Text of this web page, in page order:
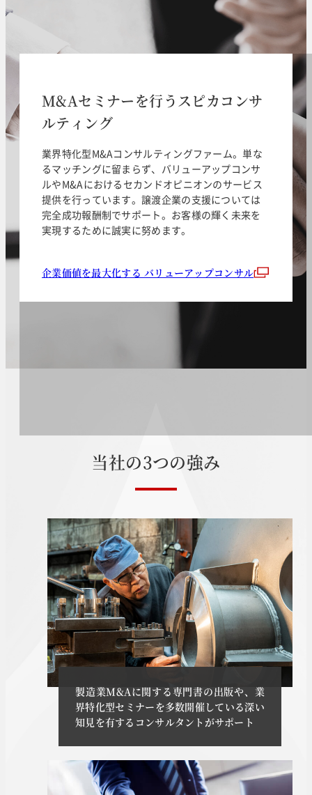
M&Aセミナーを行うスピカコンサ
ルティング
業界特化型M&Aコンサルティングファーム。単な
るマッチングに留まらず、バリューアップコンサ
ルやM&Aにおけるセカンドオピニオンのサービス
提供を行っています。譲渡企業の支援については
完全成功報酬制でサポート。お客様の輝く未来を
実現するために誠実に努めます。
企業価値を最大化する バリューアップコンサル
当社の3つの強み
製造業M&Aに関する専門書の出版や、業
界特化型セミナーを多数開催している深い
知見を有するコンサルタントがサポート